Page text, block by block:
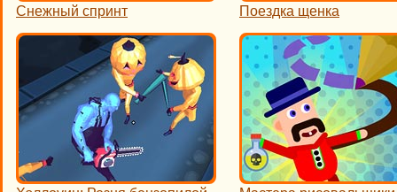
Снежный спринт Поездка щенка